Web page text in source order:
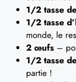
1/2 tasse
1/2 tasse
monde, le
2 œufs –
1/2 tasse
partie !